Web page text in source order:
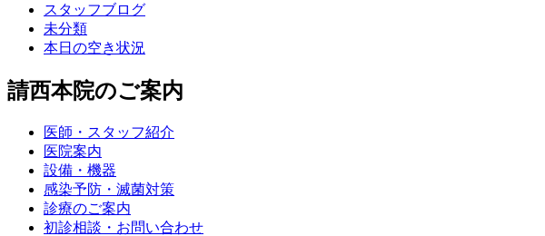
スタッフブログ
未分類
本日の空き状況
請西本院のご案内
医師・スタッフ紹介
医院案内
設備・機器
感染予防・滅菌対策
診療のご案内
初診相談・お問い合わせ